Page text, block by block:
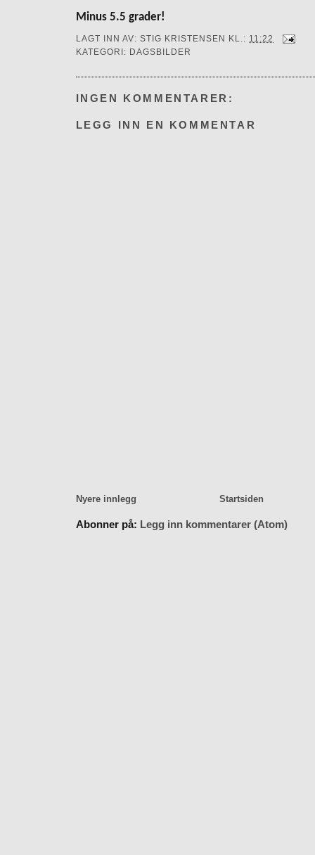
Minus 5.5 grader!
LAGT INN AV: STIG KRISTENSEN KL.: 11:22
KATEGORI: DAGSBILDER
INGEN KOMMENTARER:
LEGG INN EN KOMMENTAR
Nyere innlegg Startsiden
Abonner på: Legg inn kommentarer (Atom)